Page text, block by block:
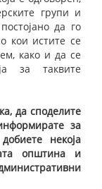
групи и
да го
кои истите се
како и да се
за таквите
да споделите
за
некоја
општина и